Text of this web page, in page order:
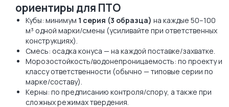
ориентиры для ПТО
Кубы: минимум 1 серия (3 образца) на каждые 50–100
м³ одной марки/смены (усиливайте при ответственных
конструкциях).
Смесь: осадка конуса — на каждой поставке/захватке.
Морозостойкость/водонепроницаемость: по проекту и
классу ответственности (обычно — типовые серии по
марке/составу).
Керны: по предписанию контроля/спору, а также при
сложных режимах твердения.